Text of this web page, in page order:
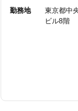
勤務地
東京都中
ビル8階